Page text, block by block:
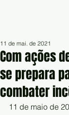
Com ações
se prepara
combater
11 de mai. de 2021
11 de maio de